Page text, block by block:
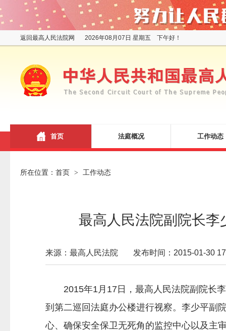
返回最高人民法院网 2026年08月07日 星期五 下午好！
首页 法庭概况 工作动态
所在位置： 首页 > 工作动态
最高人民法院副院长
来源：最高人民法院 发布时间：2015-01-30
2015年1月17日，最高人民法院副院长
到第二巡回法庭办公楼进行视察。李少平副
心、确保安全保卫无死角的监控中心以及主